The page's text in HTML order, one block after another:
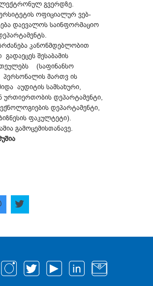
გვერდზე.
ოფიციალურ ვებ-
დაევალოს საინფორმაციო
კანონმდებლობით
შესაბამის
(საფინანსო
მართვ ის
აუდიტის სამსახური,
ურთიერთობის დეპარტამენტი,
დეპარტამენტი,
ფაკულტეტი).
გამოცემისთანავე.